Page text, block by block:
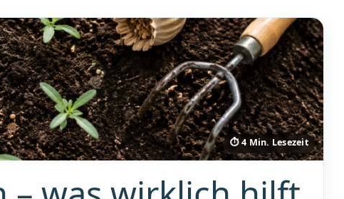
⏱ 4 Min. Lesezeit